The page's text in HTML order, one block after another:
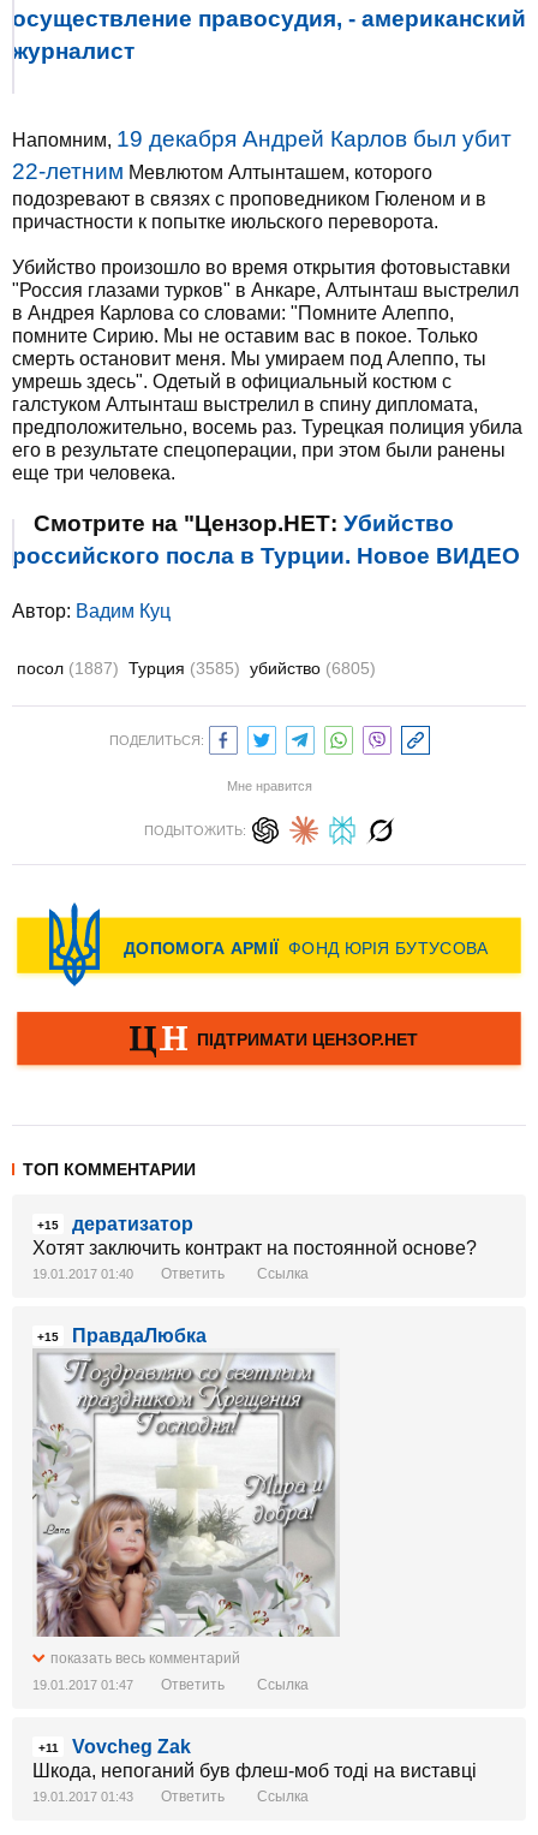
осуществление правосудия, - американский
журналист
Напомним, 19 декабря Андрей Карлов был убит
22-летним Мевлютом Алтынташем, которого
подозревают в связях с проповедником Гюленом и в
причастности к попытке июльского переворота.
Убийство произошло во время открытия фотовыставки
"Россия глазами турков" в Анкаре, Алтынташ выстрелил
в Андрея Карлова со словами: "Помните Алеппо,
помните Сирию. Мы не оставим вас в покое. Только
смерть остановит меня. Мы умираем под Алеппо, ты
умрешь здесь". Одетый в официальный костюм с
галстуком Алтынташ выстрелил в спину дипломата,
предположительно, восемь раз. Турецкая полиция убила
его в результате спецоперации, при этом были ранены
еще три человека.
Смотрите на "Цензор.НЕТ: Убийство
российского посла в Турции. Новое ВИДЕО
Автор: Вадим Куц
посол (1887) Турция (3585) убийство (6805)
ПОДЕЛИТЬСЯ:
Мне нравится
ПОДЫТОЖИТЬ:
ТОП КОММЕНТАРИИ
+15
дератизатор
Хотят заключить контракт на постоянной основе?
19.01.2017 01:40 Ответить Ссылка
+15 ПравдаЛюбка
показать весь комментарий
19.01.2017 01:47 Ответить Ссылка
+11
Vovcheg Zak
Шкода, непоганий був флеш-моб тоді на виставці
19.01.2017 01:43 Ответить Ссылка